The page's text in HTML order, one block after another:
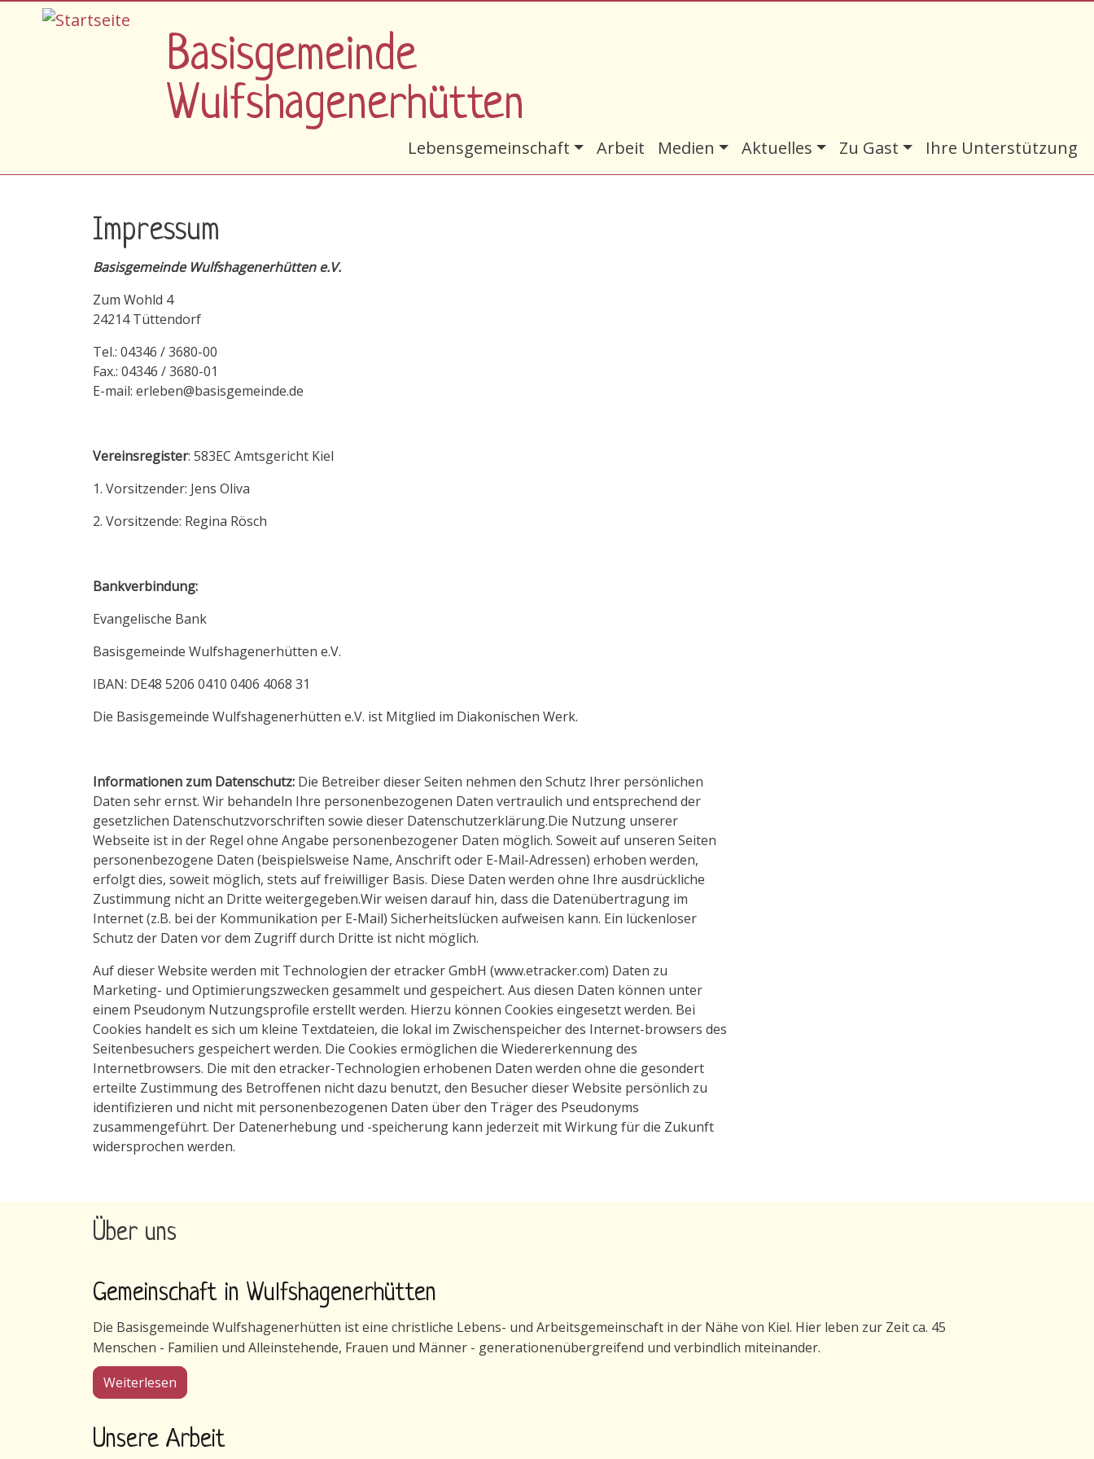
Direkt zum Inhalt
Basisgemeinde
Wulfshagenerhütten
Hauptnavigation
Lebensgemeinschaft Arbeit Medien Aktuelles Zu Gast Ihre Unterstützung
Impressum
Basisgemeinde Wulfshagenerhütten e.V.
Zum Wohld 4
24214 Tüttendorf
Tel.: 04346 / 3680-00
Fax.: 04346 / 3680-01
E-mail: erleben@basisgemeinde.de
Vereinsregister: 583EC Amtsgericht Kiel
1. Vorsitzender: Jens Oliva
2. Vorsitzende: Regina Rösch
Bankverbindung:
Evangelische Bank
Basisgemeinde Wulfshagenerhütten e.V.
IBAN: DE48 5206 0410 0406 4068 31
Die Basisgemeinde Wulfshagenerhütten e.V. ist Mitglied im Diakonischen Werk.
Informationen zum Datenschutz: Die Betreiber dieser Seiten nehmen den Schutz Ihrer persönlichen
Daten sehr ernst. Wir behandeln Ihre personenbezogenen Daten vertraulich und entsprechend der
gesetzlichen Datenschutzvorschriften sowie dieser Datenschutzerklärung.Die Nutzung unserer
Webseite ist in der Regel ohne Angabe personenbezogener Daten möglich. Soweit auf unseren Seiten
personenbezogene Daten (beispielsweise Name, Anschrift oder E-Mail-Adressen) erhoben werden,
erfolgt dies, soweit möglich, stets auf freiwilliger Basis. Diese Daten werden ohne Ihre ausdrückliche
Zustimmung nicht an Dritte weitergegeben.Wir weisen darauf hin, dass die Datenübertragung im
Internet (z.B. bei der Kommunikation per E-Mail) Sicherheitslücken aufweisen kann. Ein lückenloser
Schutz der Daten vor dem Zugriff durch Dritte ist nicht möglich.
Auf dieser Website werden mit Technologien der etracker GmbH (www.etracker.com) Daten zu
Marketing- und Optimierungszwecken gesammelt und gespeichert. Aus diesen Daten können unter
einem Pseudonym Nutzungsprofile erstellt werden. Hierzu können Cookies eingesetzt werden. Bei
Cookies handelt es sich um kleine Textdateien, die lokal im Zwischenspeicher des Internet-browsers des
Seitenbesuchers gespeichert werden. Die Cookies ermöglichen die Wiedererkennung des
Internetbrowsers. Die mit den etracker-Technologien erhobenen Daten werden ohne die gesondert
erteilte Zustimmung des Betroffenen nicht dazu benutzt, den Besucher dieser Website persönlich zu
identifizieren und nicht mit personenbezogenen Daten über den Träger des Pseudonyms
zusammengeführt. Der Datenerhebung und -speicherung kann jederzeit mit Wirkung für die Zukunft
widersprochen werden.
Über uns
Gemeinschaft in Wulfshagenerhütten
Die Basisgemeinde Wulfshagenerhütten ist eine christliche Lebens- und Arbeitsgemeinschaft in der Nähe von Kiel. Hier leben zur Zeit ca. 45
Menschen - Familien und Alleinstehende, Frauen und Männer - generationenübergreifend und verbindlich miteinander.
Weiterlesen
Unsere Arbeit